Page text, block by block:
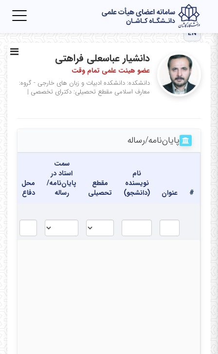
EN
دانشیار عباسعلی فراهتی
عضو هیئت علمی تمام وقت
دانشکده: دانشکده ادبیات و زبان های خارجی - گروه:
معارف اسلامی مقطع تحصیلی: دکترای تخصصی |
پایان‌نامه‌/رساله
# عنوان
نام
نویسنده
(دانشجو)
مقطع
تحصیلی
سمت
استاد در
پایان‌نامه/
رساله
محل
دفاع